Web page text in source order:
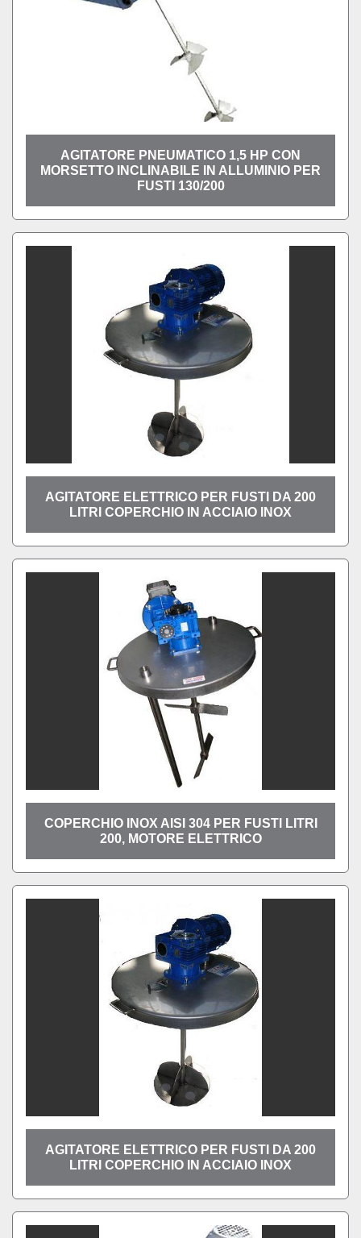
AGITATORE PNEUMATICO 1,5 HP CON
MORSETTO INCLINABILE IN ALLUMINIO PER
FUSTI 130/200
AGITATORE ELETTRICO PER FUSTI DA 200
LITRI COPERCHIO IN ACCIAIO INOX
COPERCHIO INOX AISI 304 PER FUSTI LITRI
200, MOTORE ELETTRICO
AGITATORE ELETTRICO PER FUSTI DA 200
LITRI COPERCHIO IN ACCIAIO INOX